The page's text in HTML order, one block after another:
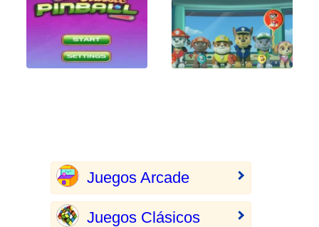
Juegos Arcade
Juegos Clásicos